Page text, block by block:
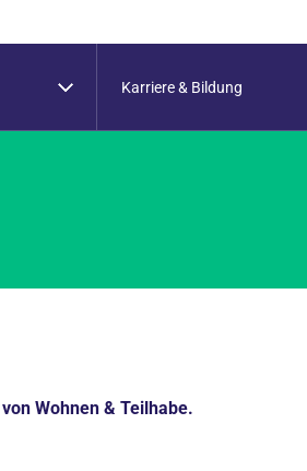
Karriere & Bildung
Wohnen & Teilhabe.